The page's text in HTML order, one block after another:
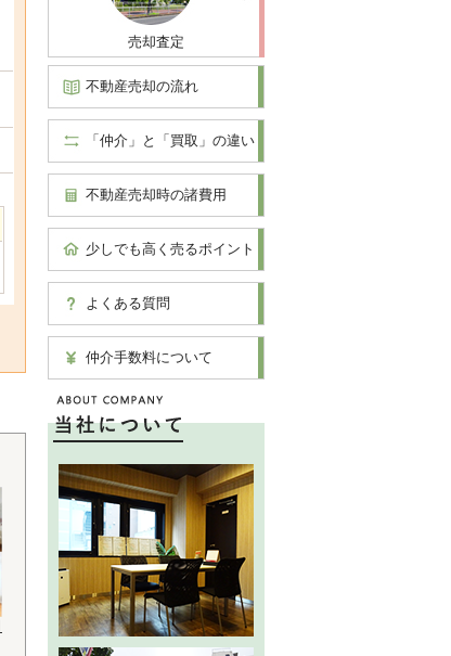
売却査定
不動産売却の流れ
「仲介」と「買取」の違い
不動産売却時の諸費用
少しでも高く売るポイント
よくある質問
仲介手数料について